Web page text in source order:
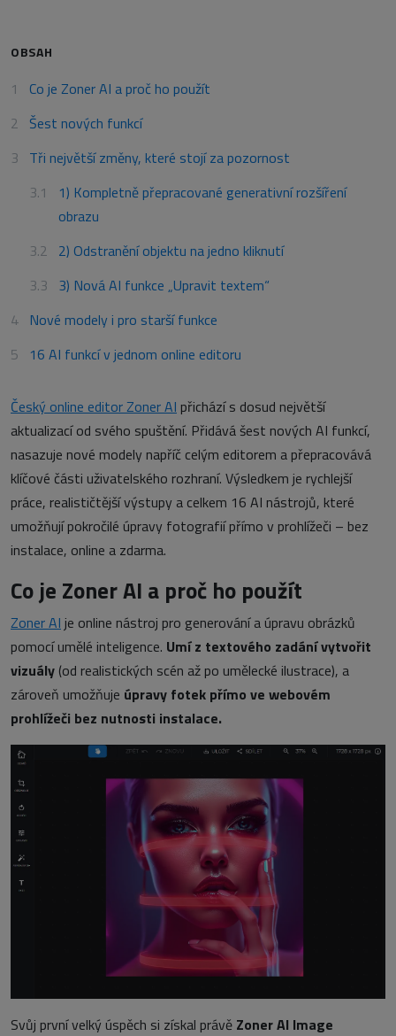
OBSAH
Co je Zoner AI a proč ho použít
Šest nových funkcí
Tři největší změny, které stojí za pozornost
1) Kompletně přepracované generativní rozšíření
obrazu
2) Odstranění objektu na jedno kliknutí
3) Nová AI funkce „Upravit textem“
Nové modely i pro starší funkce
16 AI funkcí v jednom online editoru
Český online editor Zoner AI přichází s dosud největší
aktualizací od svého spuštění. Přidává šest nových AI funkcí,
nasazuje nové modely napříč celým editorem a přepracovává
klíčové části uživatelského rozhraní. Výsledkem je rychlejší
práce, realističtější výstupy a celkem 16 AI nástrojů, které
umožňují pokročilé úpravy fotografií přímo v prohlížeči – bez
instalace, online a zdarma.
Co je Zoner AI a proč ho použít
Zoner AI je online nástroj pro generování a úpravu obrázků
pomocí umělé inteligence. Umí z textového zadání vytvořit
vizuály (od realistických scén až po umělecké ilustrace), a
zároveň umožňuje úpravy fotek přímo ve webovém
prohlížeči bez nutnosti instalace.
Svůj první velký úspěch si získal právě Zoner AI Image